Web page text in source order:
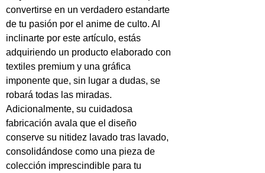
convertirse en un verdadero estandarte
de tu pasión por el anime de culto. Al
inclinarte por este artículo, estás
adquiriendo un producto elaborado con
textiles premium y una gráfica
imponente que, sin lugar a dudas, se
robará todas las miradas.
Adicionalmente, su cuidadosa
fabricación avala que el diseño
conserve su nitidez lavado tras lavado,
consolidándose como una pieza de
colección imprescindible para tu